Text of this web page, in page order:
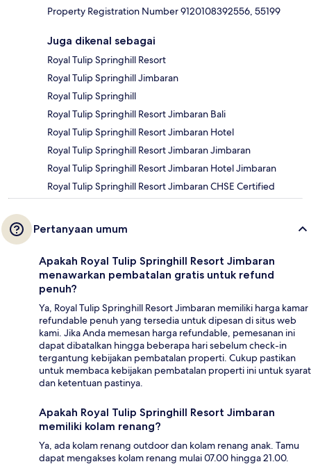
Property Registration Number 9120108392556, 55199
Juga dikenal sebagai
Royal Tulip Springhill Resort
Royal Tulip Springhill Jimbaran
Royal Tulip Springhill
Royal Tulip Springhill Resort Jimbaran Bali
Royal Tulip Springhill Resort Jimbaran Hotel
Royal Tulip Springhill Resort Jimbaran Jimbaran
Royal Tulip Springhill Resort Jimbaran Hotel Jimbaran
Royal Tulip Springhill Resort Jimbaran CHSE Certified
Pertanyaan umum
Apakah Royal Tulip Springhill Resort Jimbaran
menawarkan pembatalan gratis untuk refund
penuh?
Ya, Royal Tulip Springhill Resort Jimbaran memiliki harga kamar
refundable penuh yang tersedia untuk dipesan di situs web
kami. Jika Anda memesan harga refundable, pemesanan ini
dapat dibatalkan hingga beberapa hari sebelum check-in
tergantung kebijakan pembatalan properti. Cukup pastikan
untuk membaca kebijakan pembatalan properti ini untuk syarat
dan ketentuan pastinya.
Apakah Royal Tulip Springhill Resort Jimbaran
memiliki kolam renang?
Ya, ada kolam renang outdoor dan kolam renang anak. Tamu
dapat mengakses kolam renang mulai 07.00 hingga 21.00.